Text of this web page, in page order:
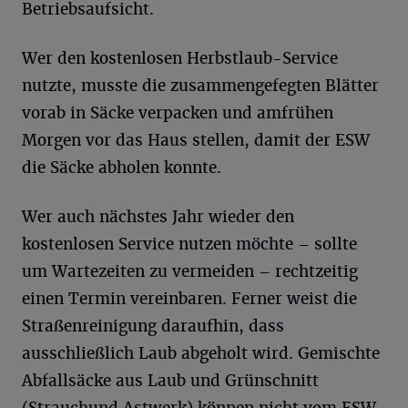
Betriebsaufsicht.
Wer den kostenlosen Herbstlaub-Service
nutzte, musste die zusammengefegten Blätter
vorab in Säcke verpacken und amfrühen
Morgen vor das Haus stellen, damit der ESW
die Säcke abholen konnte.
Wer auch nächstes Jahr wieder den
kostenlosen Service nutzen möchte – sollte
um Wartezeiten zu vermeiden – rechtzeitig
einen Termin vereinbaren. Ferner weist die
Straßenreinigung daraufhin, dass
ausschließlich Laub abgeholt wird. Gemischte
Abfallsäcke aus Laub und Grünschnitt